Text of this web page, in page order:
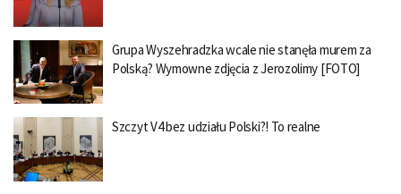
Grupa Wyszehradzka wcale nie stanęła murem za
Polską? Wymowne zdjęcia z Jerozolimy [FOTO]
Szczyt V4 bez udziału Polski?! To realne